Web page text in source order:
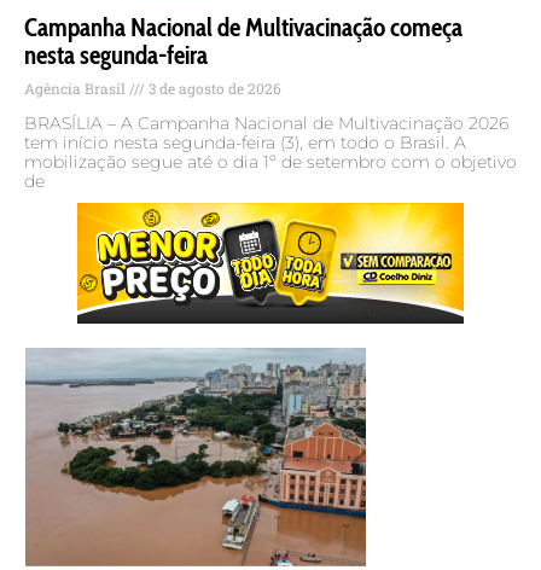
Campanha Nacional de Multivacinação começa
nesta segunda-feira
Agência Brasil 3 de agosto de 2026
BRASÍLIA – A Campanha Nacional de Multivacinação 2026
tem início nesta segunda-feira (3), em todo o Brasil. A
mobilização segue até o dia 1º de setembro com o objetivo
de